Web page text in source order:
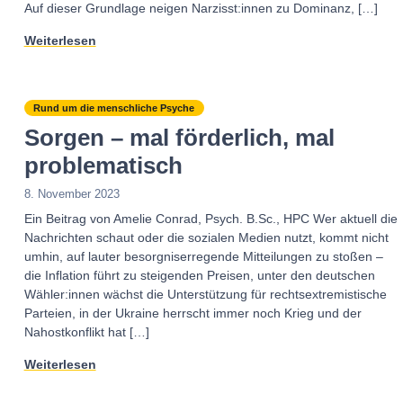
Auf dieser Grundlage neigen Narzisst:innen zu Dominanz, […]
Weiterlesen
Rund um die menschliche Psyche
Sorgen – mal förderlich, mal
problematisch
8. November 2023
Ein Beitrag von Amelie Conrad, Psych. B.Sc., HPC Wer aktuell die
Nachrichten schaut oder die sozialen Medien nutzt, kommt nicht
umhin, auf lauter besorgniserregende Mitteilungen zu stoßen –
die Inflation führt zu steigenden Preisen, unter den deutschen
Wähler:innen wächst die Unterstützung für rechtsextremistische
Parteien, in der Ukraine herrscht immer noch Krieg und der
Nahostkonflikt hat […]
Weiterlesen